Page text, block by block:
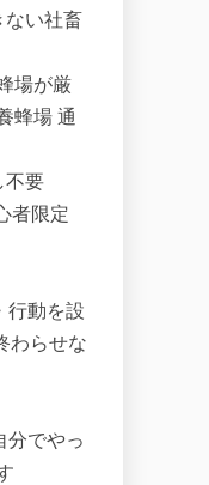
ない社畜
場が厳
蜂場 通
不要
者限定
行動を設
わらせな
分でやっ